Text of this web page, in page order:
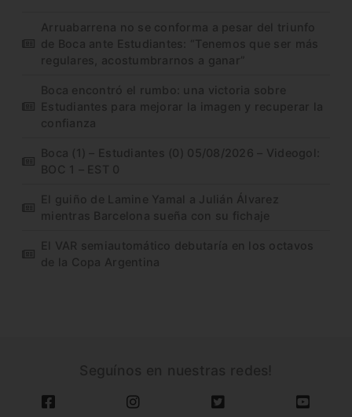
Arruabarrena no se conforma a pesar del triunfo
de Boca ante Estudiantes: “Tenemos que ser más
regulares, acostumbrarnos a ganar”
Boca encontró el rumbo: una victoria sobre
Estudiantes para mejorar la imagen y recuperar la
confianza
Boca (1) – Estudiantes (0) 05/08/2026 – Videogol:
BOC 1 – EST 0
El guiño de Lamine Yamal a Julián Álvarez
mientras Barcelona sueña con su fichaje
El VAR semiautomático debutaría en los octavos
de la Copa Argentina